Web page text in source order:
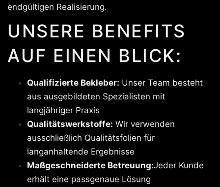
endgültigen Realisierung.
UNSERE BENEFITS
AUF EINEN BLICK:
Qualifizierte Bekleber: Unser Team besteht
aus ausgebildeten Spezialisten mit
langjähriger Praxis
Qualitätswerkstoffe: Wir verwenden
ausschließlich Qualitätsfolien für
langanhaltende Ergebnisse
Maßgeschneiderte Betreuung:Jeder Kunde
erhält eine passgenaue Lösung